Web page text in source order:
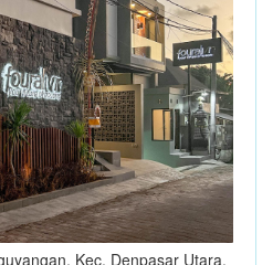
Kec. Denpasar Utara,